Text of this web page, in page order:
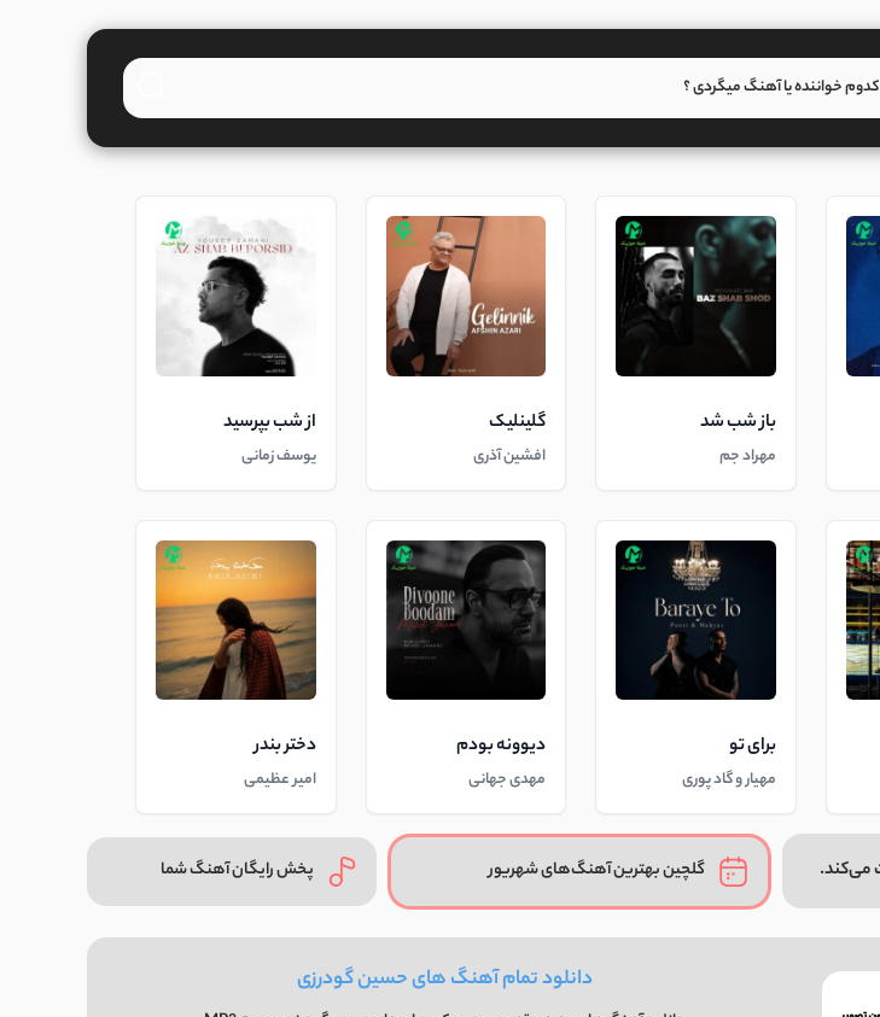
باز شب شد
مهراد جم
گلینلیک
افشین آذری
از شب بپرسید
یوسف زمانی
برای تو
مهیار و گاد پوری
دیوونه بودم
مهدی جهانی
دختر بندر
امیر عظیمی
می‌کند. گلچین بهترین آهنگ‌های شهریور پخش رایگان آهنگ شما
دانلود تمام آهنگ های حسین گودرزی